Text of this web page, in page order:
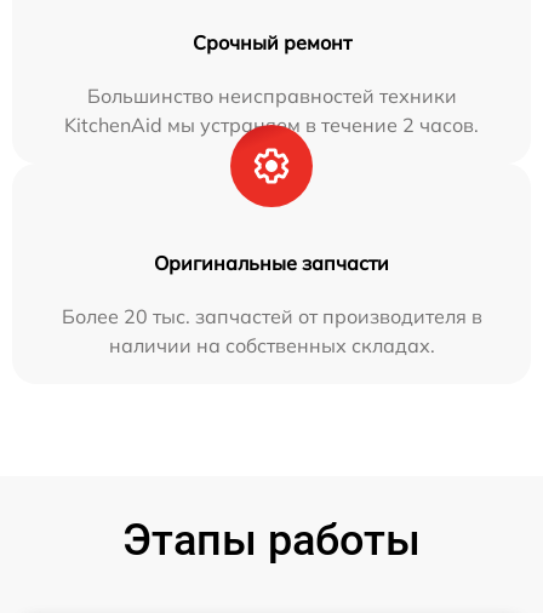
Срочный ремонт
Большинство неисправностей техники
KitchenAid мы устраняем в течение 2 часов.
Оригинальные запчасти
Более 20 тыс. запчастей от производителя в
наличии на собственных складах.
Этапы работы